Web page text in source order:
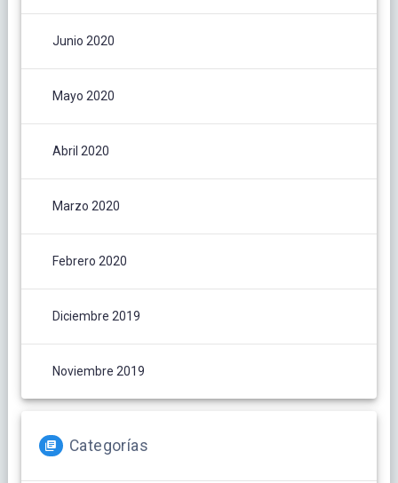
Junio 2020
Mayo 2020
Abril 2020
Marzo 2020
Febrero 2020
Diciembre 2019
Noviembre 2019
Categorías